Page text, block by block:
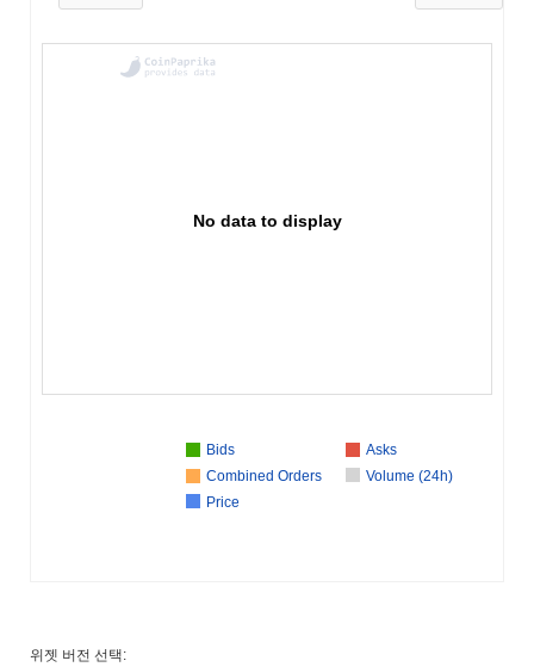
No data to display
Bids
Asks
Combined Orders
Volume (24h)
Price
위젯 버전 선택: